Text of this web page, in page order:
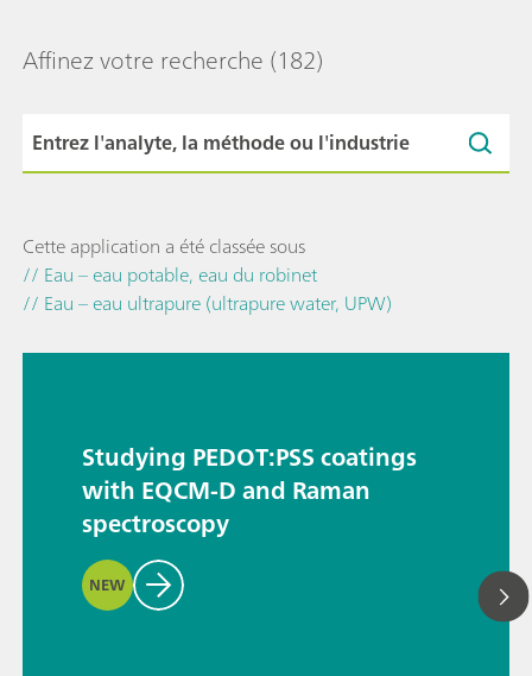
Affinez votre recherche (182)
Cette application a été classée sous
// Eau – eau potable, eau du robinet
// Eau – eau ultrapure (ultrapure water, UPW)
Studying PEDOT:PSS coatings
with EQCM-D and Raman
spectroscopy
NEW